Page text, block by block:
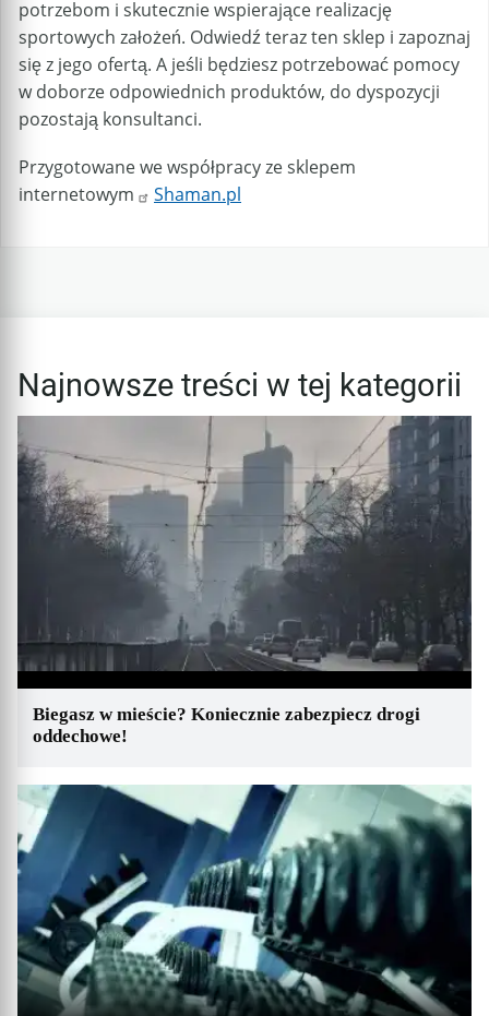
potrzebom i skutecznie wspierające realizację
sportowych założeń. Odwiedź teraz ten sklep i zapoznaj
się z jego ofertą. A jeśli będziesz potrzebować pomocy
w doborze odpowiednich produktów, do dyspozycji
pozostają konsultanci.
Przygotowane we współpracy ze sklepem
internetowym
Shaman.pl
Najnowsze treści w tej kategorii
Biegasz w mieście? Koniecznie zabezpiecz drogi
oddechowe!